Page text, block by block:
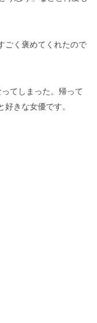
ごく褒めてくれたので
てしまった。帰って
きな女優です。